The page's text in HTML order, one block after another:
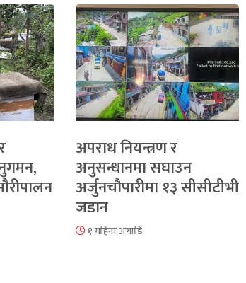
अपराध नियन्त्रण र
अनुसन्धानमा सघाउन
अर्जुनचौपारीमा १३ सीसीटीभी
जडान
१ महिना अगाडि